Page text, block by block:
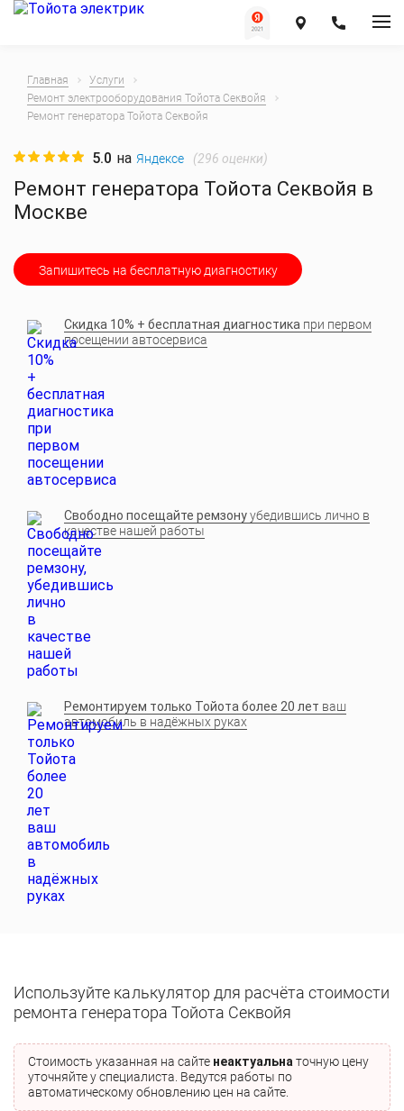
Главная
Услуги
Ремонт электрооборудования Тойота Секвойя
Ремонт генератора Тойота Секвойя
Ремонт генератора Тойота Секвойя в
Москве
5.0 на Яндексе (296 оценки)
Запишитесь на бесплатную диагностику
Скидка 10% + бесплатная диагностика при первом
посещении автосервиса
Свободно посещайте ремзонуубедившись лично в
качестве нашей работы
Ремонтируем только Тойота более 20 лет ваш
автомобиль в надёжных руках
Используйте калькулятор для расчёта стоимости
ремонта генератора Тойота Секвойя
Стоимость указанная на сайте неактуальна точную цену
уточняйте у специалиста. Ведутся работы по
автоматическому обновлению цен на сайте.